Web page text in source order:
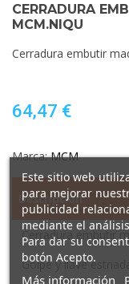
CERRADURA
MCM.NIQU
Cerradura embutir
64,47 €
Marca: MCM
Descripción
Cerradura embutir
Golpe y llave
Este sitio web
para mejorar
publicidad
mediante el
Para dar su
botón Acepto.
Más información